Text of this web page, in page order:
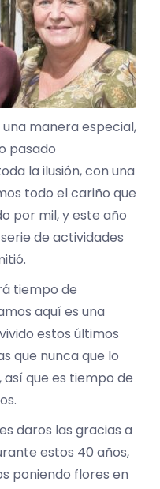
manera especial,
pasado
la ilusión, con una
todo el cariño que
por mil, y este año
de actividades
tiempo de
aquí es una
estos últimos
que nunca que lo
que es tiempo de
daros las gracias a
estos 40 años,
poniendo flores en